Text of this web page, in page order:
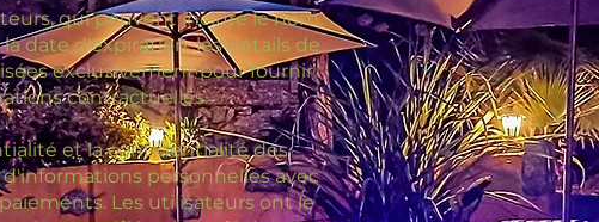
qui peuvent inclure le nom,
date d'expiration, les détails de
exclusivement pour fournir
contractuelles.
et la confidentialité des
personnelles avec
Les utilisateurs ont le